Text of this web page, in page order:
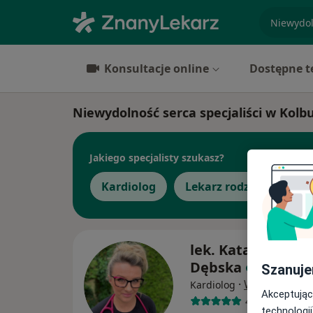
Konsultacje online Dostępne
Niewydolność serca specjaliści w
Jakiego specjalisty szukasz?
Kardiolog Lekarz rodzinny
lek. Katarzyna
Dębska
Kardiolog · Więcej
42 opinie